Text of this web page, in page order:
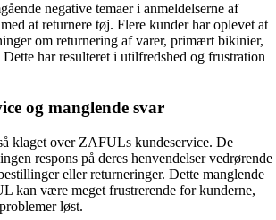
negative temaer i anmeldelserne af
at returnere tøj. Flere kunder har oplevet at
om returnering af varer, primært bikinier,
Dette har resulteret i utilfredshed og frustration
og manglende svar
klaget over ZAFULs kundeservice. De
respons på deres henvendelser vedrørende
eller returneringer. Dette manglende
kan være meget frustrerende for kunderne,
løst.